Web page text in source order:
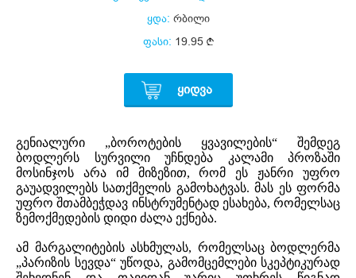
ყდა: რბილი
ფასი: 19.95
ᲧᲘᲓᲕᲐ
გენიალური „ბოროტების ყვავილების“ შემდეგ
ბოდლერს სურვილი უჩნდება კალამი პროზაში
მოსინჯოს არა იმ მიზეზით, რომ ეს ჟანრი უფრო
გაუადვილებს სათქმელის გამოხატვას. მას ეს ფორმა
უფრო შთამბეჭდავ ინსტრუმენტად ესახება, რომელსაც
ზემოქმედების დიდი ძალა ექნება.
ამ მარგალიტების ასხმულას, რომელსაც ბოდლერმა
„პარიზის სევდა“ უწოდა, გამომცემლები სკეპტიკურად